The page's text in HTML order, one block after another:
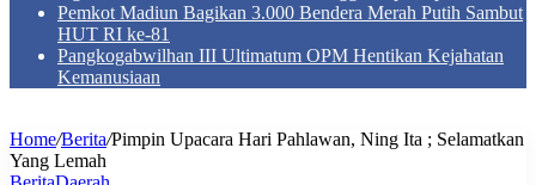
Pemkot Madiun Bagikan 3.000 Bendera Merah Putih Sambut
HUT RI ke-81
Pangkogabwilhan III Ultimatum OPM Hentikan Kejahatan
Kemanusiaan
Home/Berita/Pimpin Upacara Hari Pahlawan, Ning Ita ; Selamatkan
Yang Lemah